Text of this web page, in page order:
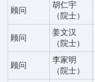
顾问
胡仁宇
（院士）
顾问
姜文汉
（院士）
顾问
李家明
（院士）